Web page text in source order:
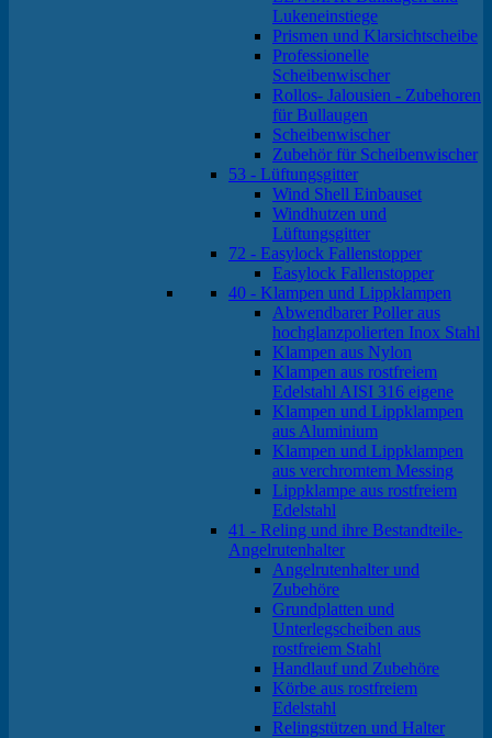
Lukeneinstiege
Prismen und Klarsichtscheibe
Professionelle
Scheibenwischer
Rollos- Jalousien - Zubehoren
für Bullaugen
Scheibenwischer
Zubehör für Scheibenwischer
53 - Lüftungsgitter
Wind Shell Einbauset
Windhutzen und
Lüftungsgitter
72 - Easylock Fallenstopper
Easylock Fallenstopper
40 - Klampen und Lippklampen
Abwendbarer Poller aus
hochglanzpolierten Inox Stahl
Klampen aus Nylon
Klampen aus rostfreiem
Edelstahl AISI 316 eigene
Klampen und Lippklampen
aus Aluminium
Klampen und Lippklampen
aus verchromtem Messing
Lippklampe aus rostfreiem
Edelstahl
41 - Reling und ihre Bestandteile-
Angelrutenhalter
Angelrutenhalter und
Zubehöre
Grundplatten und
Unterlegscheiben aus
rostfreiem Stahl
Handlauf und Zubehöre
Körbe aus rostfreiem
Edelstahl
Relingstützen und Halter